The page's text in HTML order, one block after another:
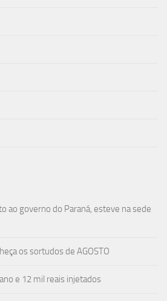
ao governo do Paraná, esteve na sede
os sortudos de AGOSTO
e 12 mil reais injetados